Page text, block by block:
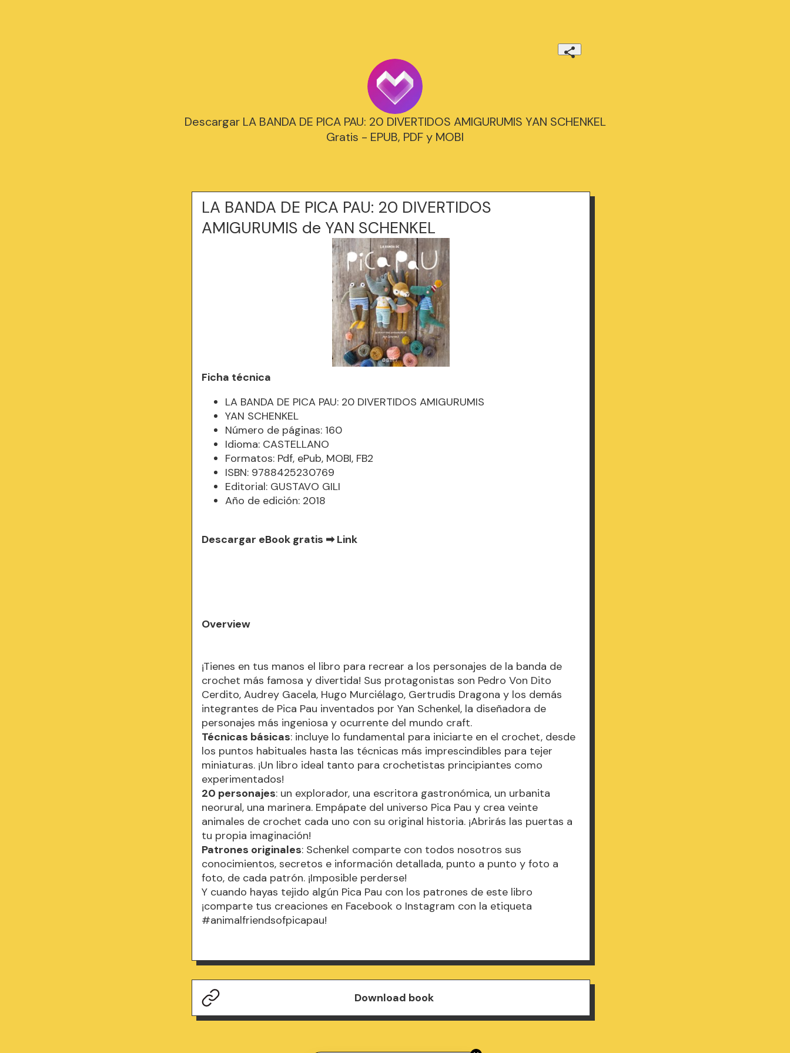
Descargar LA BANDA DE PICA PAU: 20 DIVERTIDOS AMIGURUMIS YAN SCHENKEL
Gratis - EPUB, PDF y MOBI
LA BANDA DE PICA PAU: 20 DIVERTIDOS
AMIGURUMIS de YAN SCHENKEL
Ficha técnica
LA BANDA DE PICA PAU: 20 DIVERTIDOS AMIGURUMIS
YAN SCHENKEL
Número de páginas: 160
Idioma: CASTELLANO
Formatos: Pdf, ePub, MOBI, FB2
ISBN: 9788425230769
Editorial: GUSTAVO GILI
Año de edición: 2018
Descargar eBook gratis ➡Link
Overview
¡Tienes en tus manos el libro para recrear a los personajes de la banda de
crochet más famosa y divertida! Sus protagonistas son Pedro Von Dito
Cerdito, Audrey Gacela, Hugo Murciélago, Gertrudis Dragona y los demás
integrantes de Pica Pau inventados por Yan Schenkel, la diseñadora de
personajes más ingeniosa y ocurrente del mundo craft.
Técnicas básicas: incluye lo fundamental para iniciarte en el crochet, desde
los puntos habituales hasta las técnicas más imprescindibles para tejer
miniaturas. ¡Un libro ideal tanto para crochetistas principiantes como
experimentados!
20 personajes: un explorador, una escritora gastronómica, un urbanita
neorural, una marinera. Empápate del universo Pica Pau y crea veinte
animales de crochet cada uno con su original historia. ¡Abrirás las puertas a
tu propia imaginación!
Patrones originales: Schenkel comparte con todos nosotros sus
conocimientos, secretos e información detallada, punto a punto y foto a
foto, de cada patrón. ¡Imposible perderse!
Y cuando hayas tejido algún Pica Pau con los patrones de este libro
¡comparte tus creaciones en Facebook o Instagram con la etiqueta
#animalfriendsofpicapau!
Download book